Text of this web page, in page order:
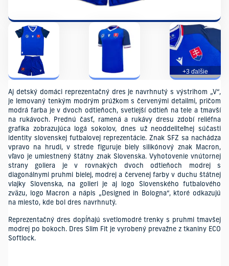
+3 ďalšie
Aj detský domáci reprezentačný dres je navrhnutý s výstrihom „V“,
je lemovaný tenkým modrým prúžkom s červenými detailmi, pričom
modrá farba je v dvoch odtieňoch, svetlejší odtieň na tele a tmavší
na rukávoch. Prednú časť, ramená a rukávy dresu zdobí reliéfna
grafika zobrazujúca logá sokolov, dnes už neoddeliteľnej súčasti
identity slovenskej futbalovej reprezentácie. Znak SFZ sa nachádza
vpravo na hrudi, v strede figuruje biely silikónový znak Macron,
vľavo je umiestnený štátny znak Slovenska. Vyhotovenie vnútornej
strany goliera je v rovnakých dvoch odtieňoch modrej s
diagonálnymi pruhmi bielej, modrej a červenej farby v duchu štátnej
vlajky Slovenska, na golieri je aj logo Slovenského futbalového
zväzu, logo Macron a nápis „Designed in Bologna“, ktoré odkazujú
na miesto, kde bol dres navrhnutý.
Reprezentačný dres dopĺňajú svetlomodré trenky s pruhmi tmavšej
modrej po bokoch. Dres Slim Fit je vyrobený prevažne z tkaniny ECO
Softlock.